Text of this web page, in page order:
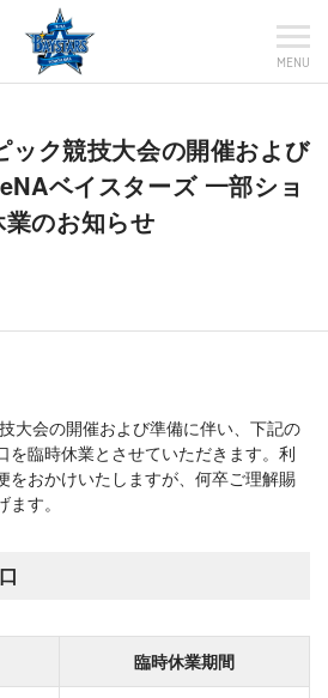
MENU
ック競技大会の開催および
ベイスターズ 一部ショ
のお知らせ
大会の開催および準備に伴い、下記の
を臨時休業とさせていただきます。利
をおかけいたしますが、何卒ご理解賜
す。
臨時休業期間